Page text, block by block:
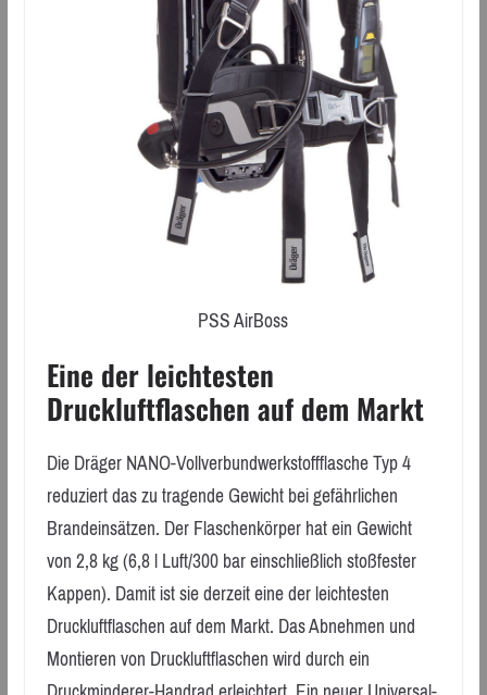
PSS AirBoss
Eine der leichtesten
Druckluftflaschen auf dem Markt
Die Dräger NANO-Vollverbundwerkstoffflasche Typ 4
reduziert das zu tragende Gewicht bei gefährlichen
Brandeinsätzen. Der Flaschenkörper hat ein Gewicht
von 2,8 kg (6,8 l Luft/300 bar einschließlich stoßfester
Kappen). Damit ist sie derzeit eine der leichtesten
Druckluftflaschen auf dem Markt. Das Abnehmen und
Montieren von Druckluftflaschen wird durch ein